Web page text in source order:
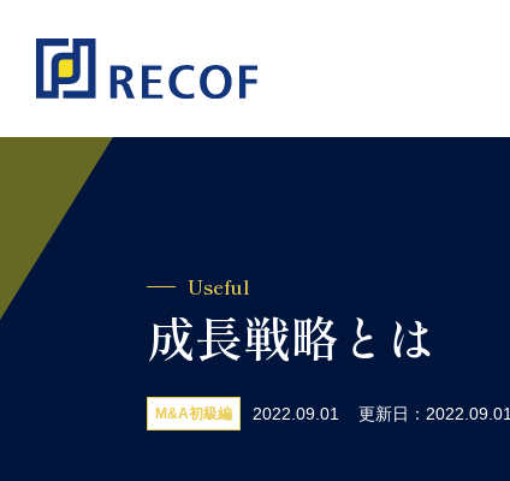
Useful
成長戦略とは
M&A初級編 2022.09.01 更新日：2022.09.01